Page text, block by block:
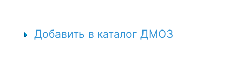
Добавить в каталог ДМОЗ